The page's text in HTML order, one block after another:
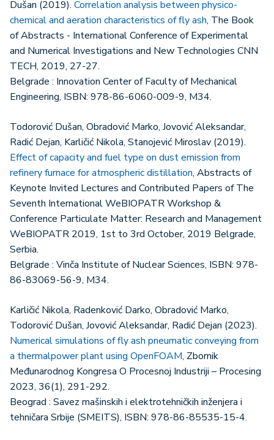
Dušan (2019). Correlation analysis between physico-
chemical and aeration characteristics of fly ash, The Book
of Abstracts - International Conference of Experimental
and Numerical Investigations and New Technologies CNN
TECH, 2019, 27-27.
Belgrade : Innovation Center of Faculty of Mechanical
Engineering, ISBN: 978-86-6060-009-9, M34.
Todorović Dušan, Obradović Marko, Jovović Aleksandar,
Radić Dejan, Karličić Nikola, Stanojević Miroslav (2019).
Effect of capacity and fuel type on dust emission from
refinery furnace for atmospheric distillation, Abstracts of
Keynote Invited Lectures and Contributed Papers of The
Seventh International WeBIOPATR Workshop &
Conference Particulate Matter: Research and Management
WeBIOPATR 2019, 1st to 3rd October, 2019 Belgrade,
Serbia.
Belgrade : Vinča Institute of Nuclear Sciences, ISBN: 978-
86-83069-56-9, M34.
Karličić Nikola, Radenković Darko, Obradović Marko,
Todorović Dušan, Jovović Aleksandar, Radić Dejan (2023).
Numerical simulations of fly ash pneumatic conveying from
a thermalpower plant using OpenFOAM, Zbornik
Međunarodnog Kongresa O Procesnoj Industriji – Procesing
2023, 36(1), 291-292.
Beograd : Savez mašinskih i elektrotehničkih inženjera i
tehničara Srbije (SMEITS), ISBN: 978-86-85535-15-4.